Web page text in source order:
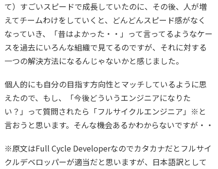
て）すごいスピードで成長していたのに、その後、人が増
えてチームわけをしていくと、どんどんスピード感がなく
なっていき、「昔はよかった・・」って言ってるようなケー
スを過去にいろんな組織で見てるのですが、それに対する
一つの解決方法になるんじゃないかと感じました。
個人的にも自分の目指す方向性とマッチしているように思
えたので、もし、「今後どういうエンジニアになりた
い？」って質問されたら「フルサイクルエンジニア」※と
言おうと思います。そんな機会あるかわからないですが・・
※原文はFull Cycle Developerなのでカタカナだとフルサイ
クルデベロッパーが適当だと思いますが、日本語訳として